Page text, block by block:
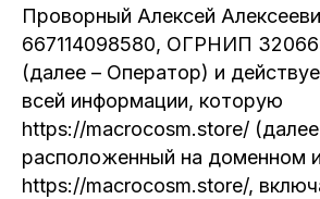
Проворный Алексей
667114098580, ОГРНИП
(далее – Оператор) и
всей информации, которую
https://macrocosm.store/
расположенный на доменном
https://macrocosm.store/,